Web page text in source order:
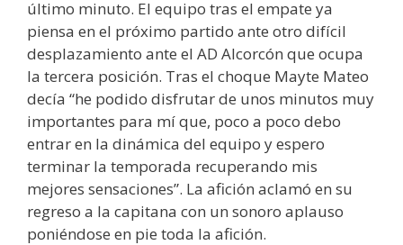
último minuto. El equipo tras el empate ya
piensa en el próximo partido ante otro difícil
desplazamiento ante el AD Alcorcón que ocupa
la tercera posición. Tras el choque Mayte Mateo
decía “he podido disfrutar de unos minutos muy
importantes para mí que, poco a poco debo
entrar en la dinámica del equipo y espero
terminar la temporada recuperando mis
mejores sensaciones”. La afición aclamó en su
regreso a la capitana con un sonoro aplauso
poniéndose en pie toda la afición.